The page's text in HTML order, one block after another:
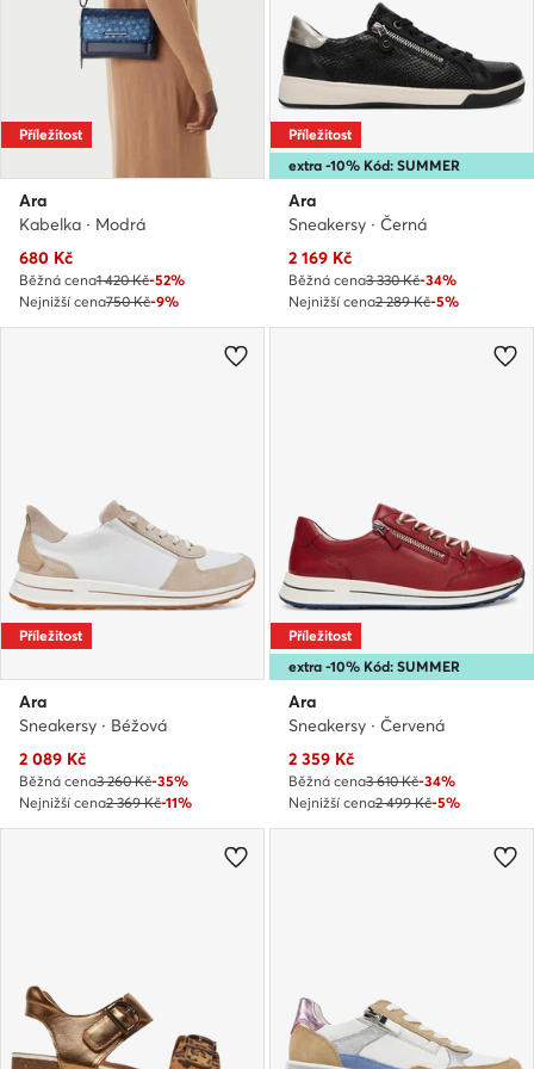
Příležitost
Ara
Kabelka · Modrá
Aktuální cena
680 Kč
Běžná cena1 420 Kč-52%
Nejnižší cena750 Kč-9%
extra -10% Kód: SUMMER
Příležitost
Ara
Sneakersy · Černá
Aktuální cena
2 169 Kč
Běžná cena3 330 Kč-34%
Nejnižší cena2 289 Kč-5%
Příležitost
Ara
Sneakersy · Béžová
Aktuální cena
2 089 Kč
Běžná cena3 260 Kč-35%
Nejnižší cena2 369 Kč-11%
extra -10% Kód: SUMMER
Příležitost
Ara
Sneakersy · Červená
Aktuální cena
2 359 Kč
Běžná cena3 610 Kč-34%
Nejnižší cena2 499 Kč-5%